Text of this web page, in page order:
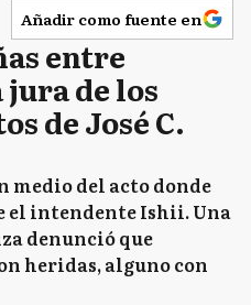
Añadir como fuente en
entre
de los
de José C.
medio del acto donde
el intendente Ishii. Una
denunció que
heridas, alguno con